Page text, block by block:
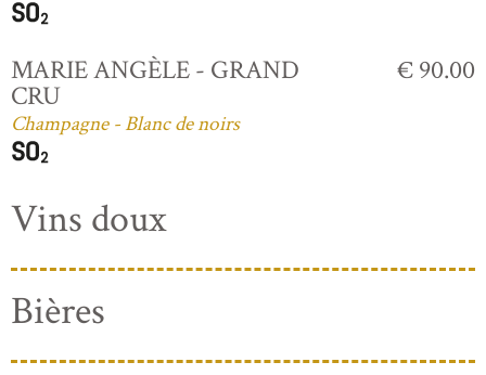
MARIE ANGÈLE - GRAND
CRU
Champagne - Blanc de noirs
€ 90.00
Vins doux
Bières